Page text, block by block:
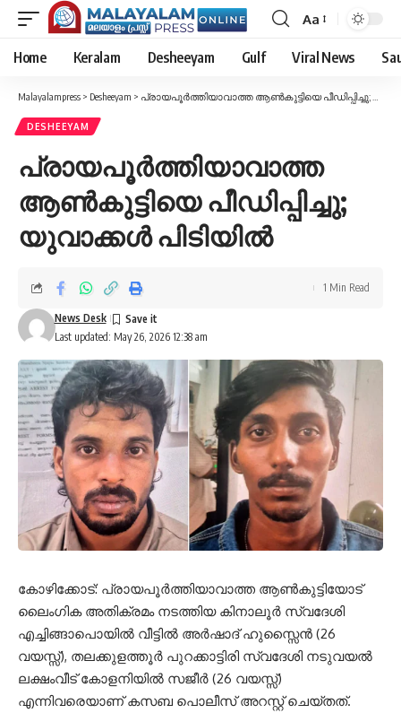
Font
Resizer
Aa
Home Keralam Desheeyam Gulf Viral News
Malayalampress > Desheeyam > പ്രായപൂർത്തിയാവാത്ത ആണ്‍കുട്ടിയെ പീഡിപ്പിച്ചു; യുവാക്കൾ പിടിയിൽ
DESHEEYAM
പ്രായപൂർത്തിയാവാത്ത
ആണ്‍കുട്ടിയെ പീഡിപ്പിച്ചു;
യുവാക്കൾ പിടിയിൽ
Last updated: May 26, 2026 12:38 am
News Desk
1 Min Read
കോഴിക്കോട്: പ്രായപൂർത്തിയാവാത്ത ആണ്‍കുട്ടിയോട്
ലൈംഗിക അതിക്രമം നടത്തിയ കിനാലൂർ സ്വദേശി
എച്ചിങ്ങാപൊയിൽ വീട്ടിൽ അർഷാദ് ഹുസ്സൈൻ (26
വയസ്സ്), തലക്കുളത്തൂർ പുറക്കാട്ടിരി സ്വദേശി നടുവയല്‍
ലക്ഷംവീട് കോളനിയില്‍ സജീര്‍ (26 വയസ്സ്)
എന്നിവരെയാണ് കസബ പൊലീസ് അറസ്റ്റ് ചെയ്തത്.